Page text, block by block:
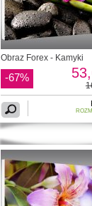
Obraz Forex - Kamyki
-67%